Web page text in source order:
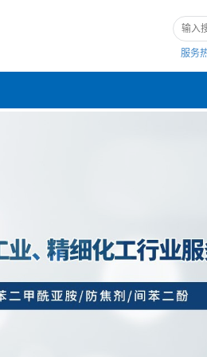
服务